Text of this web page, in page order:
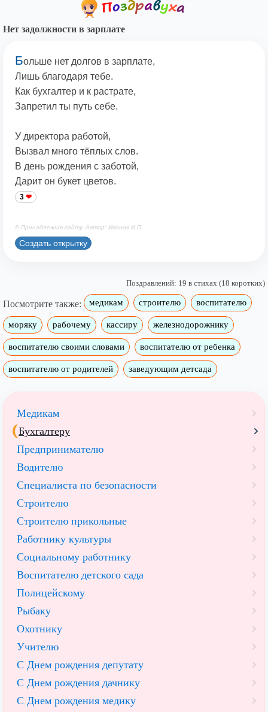
Нет задолжности в зарплате
Больше нет долгов в зарплате,
Лишь благодаря тебе.
Как бухгалтер и к растрате,
Запретил ты путь себе.
У директора работой,
Вызвал много тёплых слов.
В день рождения с заботой,
Дарит он букет цветов.
3
© Принадлежит сайту. Автор: Иванов И.П.
Создать открытку
Поздравлений: 19 в стихах (18 коротких)
Посмотрите также: медикам строителю воспитателю
моряку рабочему кассиру железнодорожнику
воспитателю своими словами воспитателю от ребенка
воспитателю от родителей заведующим детсада
Медикам
Бухгалтеру
Предпринимателю
Водителю
Специалиста по безопасности
Строителю
Строителю прикольные
Работнику культуры
Социальному работнику
Воспитателю детского сада
Полицейскому
Рыбаку
Охотнику
Учителю
С Днем рождения депутату
С Днем рождения дачнику
С Днем рождения медику